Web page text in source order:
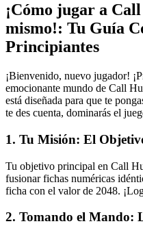
¡Cómo jugar a
mismo!: Tu Guía
Principiantes
¡Bienvenido, nuevo jugador!
emocionante mundo de Call
está diseñada para que te
te des cuenta, dominarás el
1. Tu Misión: El
Tu objetivo principal en Call
fusionar fichas numéricas
ficha con el valor de 2048.
2. Tomando el Mando: